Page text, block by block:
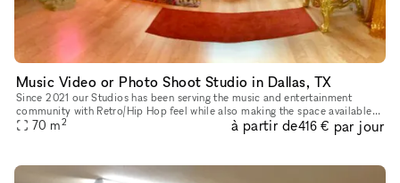
Music Video or Photo Shoot Studio in Dallas, TX
Since 2021 our Studios has been serving the music and entertainment
community with Retro/Hip Hop feel while also making the space available
for use to film your music video, photo shoot or use as a
70 m2 à partir de416 € par jour